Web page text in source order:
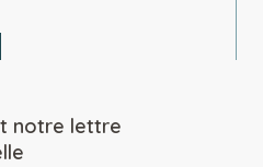
notre lettre